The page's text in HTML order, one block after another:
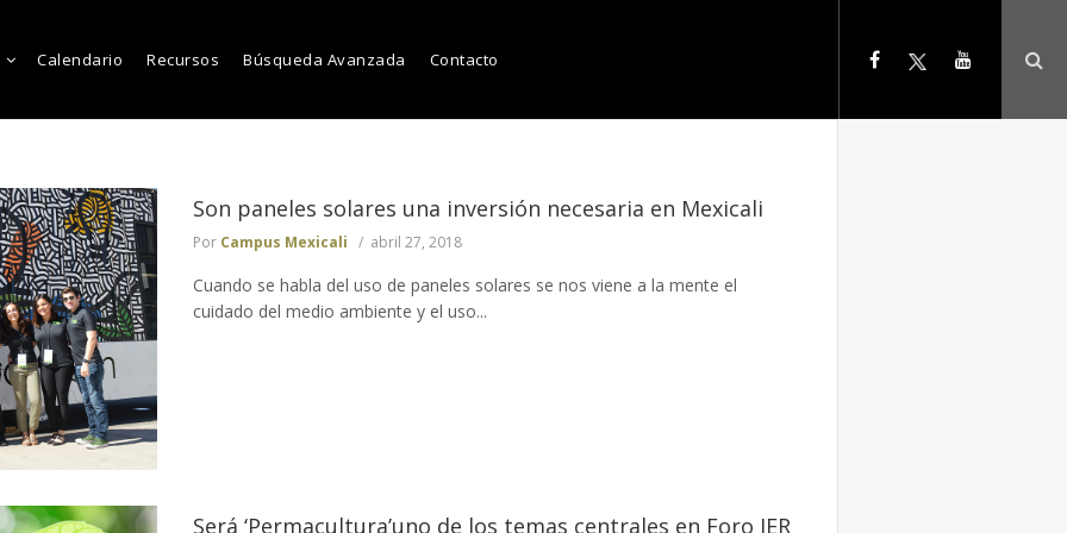
Calendario Recursos Búsqueda Avanzada Contacto
Son paneles solares una inversión necesaria en Mexicali
Por Campus Mexicali abril 27, 2018
Cuando se habla del uso de paneles solares se nos viene a la mente el
cuidado del medio ambiente y el uso...
Será ‘Permacultura’uno de los temas centrales en Foro IER